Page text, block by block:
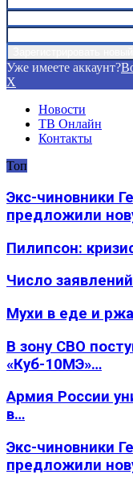
Уже имеете аккаунт?
X
Новости
ТВ Онлайн
Контакты
Топ
Экс-чиновники
предложили
Пилипсон:
Число
Мухи в еде и
В зону СВО
«Куб-10МЭ»…
Армия России
в…
Экс-чиновники
предложили